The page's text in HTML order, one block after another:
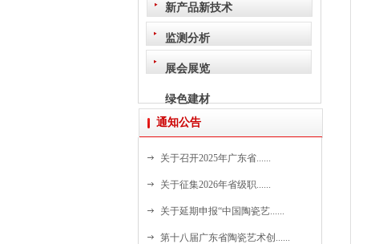
新产品新技术
监测分析
展会展览
绿色建材
通知公告
关于召开2025年广东省......
关于征集2026年省级职......
关于延期申报“中国陶瓷艺......
第十八届广东省陶瓷艺术创......